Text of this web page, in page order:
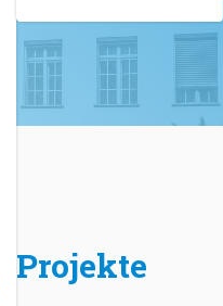
Projekte